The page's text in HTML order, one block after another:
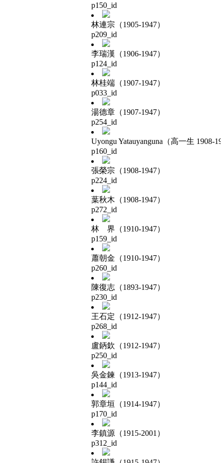
p150_id
林連宗（1905-1947）
p209_id
李瑞漢（1906-1947）
p124_id
林桂端（1907-1947）
p033_id
湯德章（1907-1947）
p254_id
Uyongu Yatauyanguna（高一生 1908-
p160_id
張榮宗（1908-1947）
p224_id
葉秋木（1908-1947）
p272_id
林 界（1910-1947）
p159_id
蕭朝金（1910-1947）
p260_id
陳復志（1893-1947）
p230_id
王石定（1912-1947）
p268_id
盧鈵欽（1912-1947）
p250_id
吳金鍊（1913-1947）
p144_id
郭章垣（1914-1947）
p170_id
李鎮源（1915-2001）
p312_id